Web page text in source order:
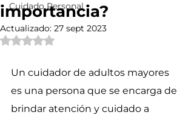
Cuidado Personal
importancia?
Actualizado: 27 sept 2023
Obtuvo NaN de 5 estrellas.
Un cuidador de adultos mayores
es una persona que se encarga de
brindar atención y cuidado a